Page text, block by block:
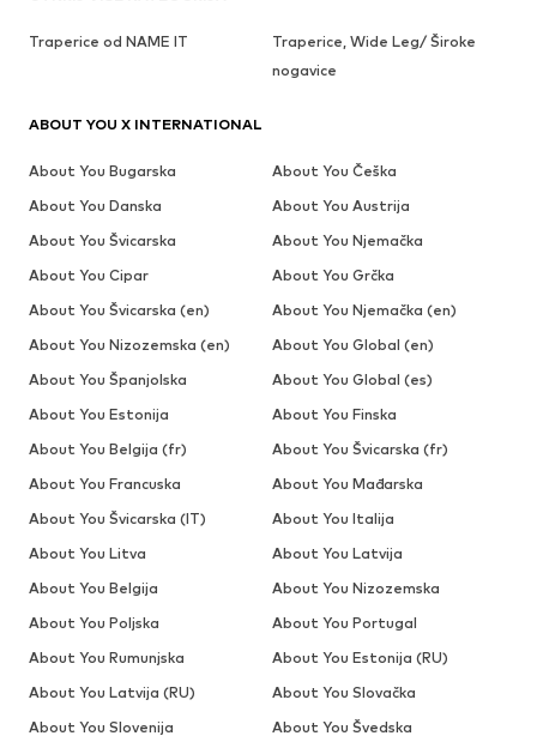
Traperice od NAME IT
Traperice, Wide Leg/ Široke
nogavice
ABOUT YOU X INTERNATIONAL
About You Bugarska
About You Češka
About You Danska
About You Austrija
About You Švicarska
About You Njemačka
About You Cipar
About You Grčka
About You Švicarska (en)
About You Njemačka (en)
About You Nizozemska (en)
About You Global (en)
About You Španjolska
About You Global (es)
About You Estonija
About You Finska
About You Belgija (fr)
About You Švicarska (fr)
About You Francuska
About You Mađarska
About You Švicarska (IT)
About You Italija
About You Litva
About You Latvija
About You Belgija
About You Nizozemska
About You Poljska
About You Portugal
About You Rumunjska
About You Estonija (RU)
About You Latvija (RU)
About You Slovačka
About You Slovenija
About You Švedska